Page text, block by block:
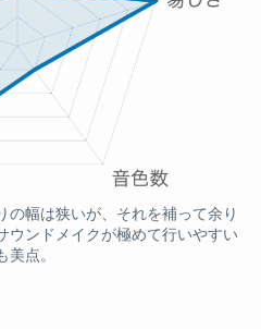
の幅は狭いが、それを補って余り
ウンドメイクが極めて行いやすい
美点。